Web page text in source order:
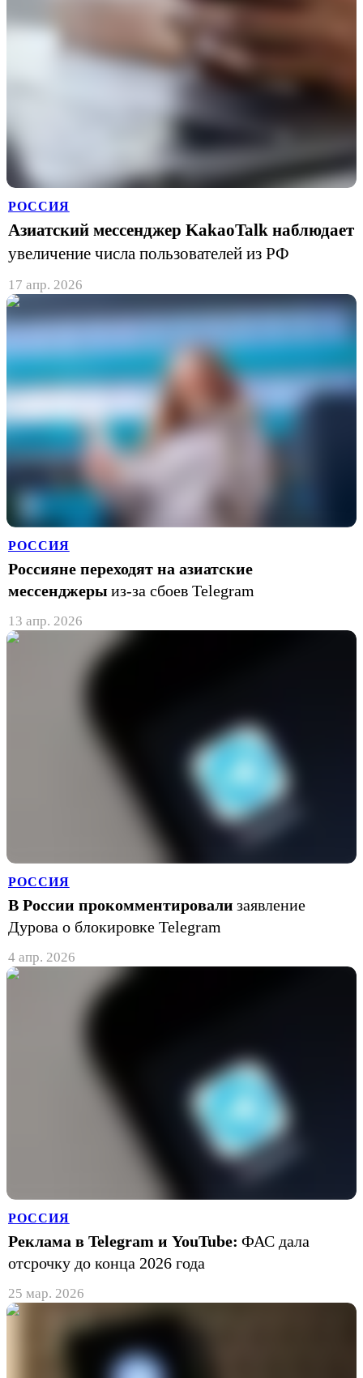
РОССИЯ
Азиатский мессенджер KakaoTalk наблюдает
увеличение числа пользователей из РФ
17 апр. 2026
РОССИЯ
Россияне переходят на азиатские
мессенджеры из-за сбоев Telegram
13 апр. 2026
РОССИЯ
В России прокомментировали заявление
Дурова о блокировке Telegram
4 апр. 2026
РОССИЯ
Реклама в Telegram и YouTube: ФАС дала
отсрочку до конца 2026 года
25 мар. 2026